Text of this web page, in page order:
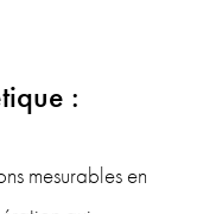
:
mesurables en